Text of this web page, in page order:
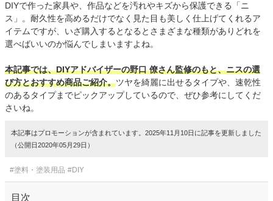
DIYで作った家具や、作品などを汚れやキズから保護できる「ニ
ス」。耐久性を高めるだけでなく見た目も美しく仕上げてくれるア
イテムですが、いざ購入するとなるとさまざまな種類がありどれを
選べばいいのか悩んでしまいますよね。
本記事では、DIYアドバイザーの野口 僚さん監修のもと、ニスの選
び方とおすすめ商品ご紹介。ツヤを綺麗に出せるタイプや、速乾性
のあるタイプまでピックアップしているので、ぜひ参考にしてくだ
さいね。
本記事はプロモーションが含まれています。2025年11月10日に記事を更新しました
（公開日2020年05月29日）
#塗料・塗装用品 #DIY
目次